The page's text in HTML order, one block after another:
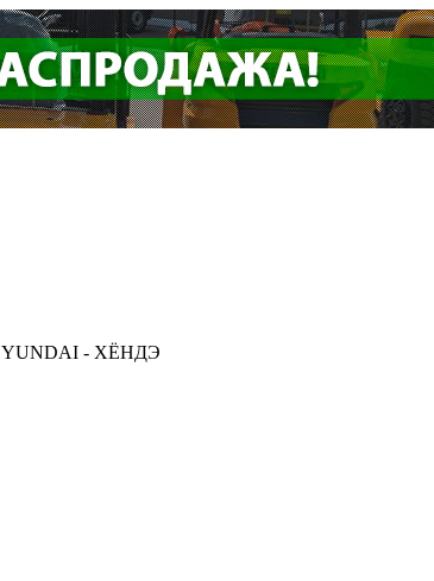
HYUNDAI - ХЁНДЭ